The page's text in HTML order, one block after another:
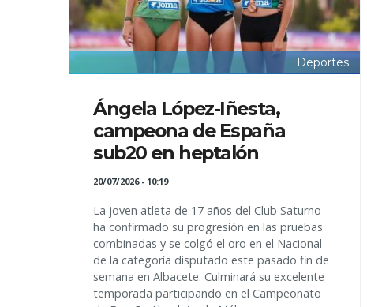
Deportes
Ángela López-Iñesta,
campeona de España
sub20 en heptalón
20/07/2026 - 10:19
La joven atleta de 17 años del Club Saturno
ha confirmado su progresión en las pruebas
combinadas y se colgó el oro en el Nacional
de la categoría disputado este pasado fin de
semana en Albacete. Culminará su excelente
temporada participando en el Campeonato